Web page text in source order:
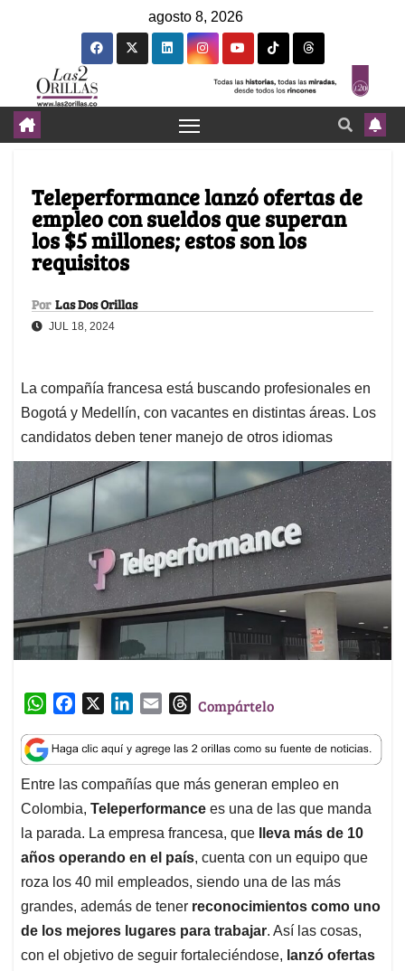
agosto 8, 2026
Teleperformance lanzó ofertas de
empleo con sueldos que superan
los $5 millones; estos son los
requisitos
Por Las Dos Orillas
JUL 18, 2024
La compañía francesa está buscando profesionales en
Bogotá y Medellín, con vacantes en distintas áreas. Los
candidatos deben tener manejo de otros idiomas
W
a
t
s
A
p
p
c
e
b
o
o
k
n
k
e
d
I
n
a
i
l
T
r
e
a
d
s
Compártelo
Entre las compañías que más generan empleo en
Colombia, Teleperformance es una de las que manda
la parada. La empresa francesa, que
lleva más de 10
años operando en el país, cuenta con un equipo que
roza los 40 mil empleados, siendo una de las más
grandes, además de tener reconocimientos como uno
de los mejores lugares para trabajar. Así las cosas,
con el objetivo de seguir fortaleciéndose, lanzó ofertas